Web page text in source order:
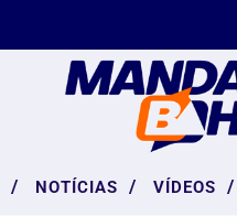
/ NOTÍCIAS / VÍDEOS /